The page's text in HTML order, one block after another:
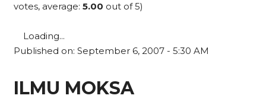
votes, average:5.00 out of 5)
Loading...
Published on: September 6, 2007 - 5:30 AM
ILMU MOKSA